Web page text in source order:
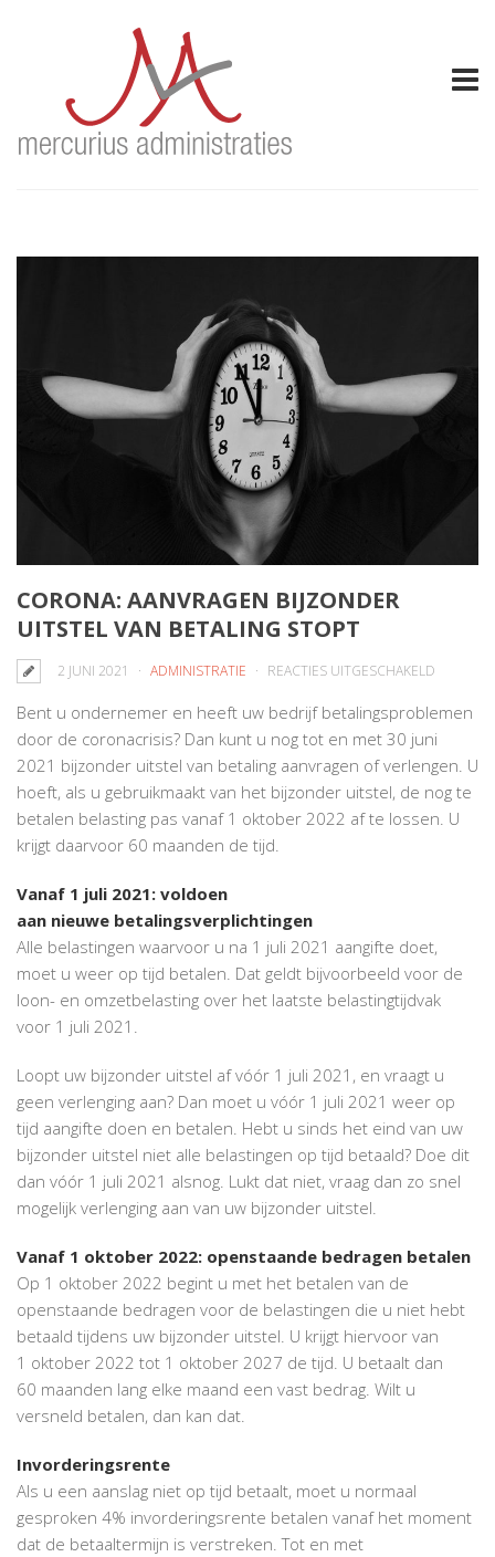
CORONA: AANVRAGEN BIJZONDER
UITSTEL VAN BETALING STOPT
2 JUNI 2021 ADMINISTRATIE REACTIES UITGESCHAKELD
UITSTEL
VAN
BETALING
Bent u ondernemer en heeft uw bedrijf betalingsproblemen
door de coronacrisis? Dan kunt u nog tot en met 30 juni
2021 bijzonder uitstel van betaling aanvragen of verlengen. U
hoeft, als u gebruikmaakt van het bijzonder uitstel, de nog te
betalen belasting pas vanaf 1 oktober 2022 af te lossen. U
krijgt daarvoor 60 maanden de tijd.
Vanaf 1 juli 2021: voldoen
aan nieuwe betalingsverplichtingen
Alle belastingen waarvoor u na 1 juli 2021 aangifte doet,
moet u weer op tijd betalen. Dat geldt bijvoorbeeld voor de
loon- en omzetbelasting over het laatste belastingtijdvak
voor 1 juli 2021.
Loopt uw bijzonder uitstel af vóór 1 juli 2021, en vraagt u
geen verlenging aan? Dan moet u vóór 1 juli 2021 weer op
tijd aangifte doen en betalen. Hebt u sinds het eind van uw
bijzonder uitstel niet alle belastingen op tijd betaald? Doe dit
dan vóór 1 juli 2021 alsnog. Lukt dat niet, vraag dan zo snel
mogelijk verlenging aan van uw bijzonder uitstel.
Vanaf 1 oktober 2022: openstaande bedragen betalen
Op 1 oktober 2022 begint u met het betalen van de
openstaande bedragen voor de belastingen die u niet hebt
betaald tijdens uw bijzonder uitstel. U krijgt hiervoor van
1 oktober 2022 tot 1 oktober 2027 de tijd. U betaalt dan
60 maanden lang elke maand een vast bedrag. Wilt u
versneld betalen, dan kan dat.
Invorderingsrente
Als u een aanslag niet op tijd betaalt, moet u normaal
gesproken 4% invorderingsrente betalen vanaf het moment
dat de betaaltermijn is verstreken. Tot en met